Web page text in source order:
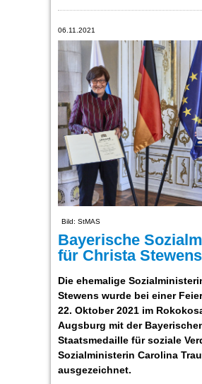
06.11.2021
Bild: StMAS
Bayerische
für Christa Stewens
Die ehemalige
Stewens wurde bei einer
22. Oktober 2021 im
Augsburg mit der
Staatsmedaille für soziale
Sozialministerin Carolina
ausgezeichnet.